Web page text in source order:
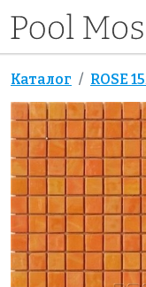
Каталог ROSE